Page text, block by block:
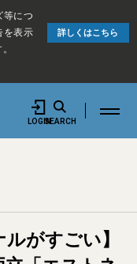
等につ
を表示
詳しくはこちら
LOGINSEARCH
がすごい】